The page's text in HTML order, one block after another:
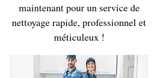
maintenant pour un service de
nettoyage rapide, professionnel et
méticuleux !